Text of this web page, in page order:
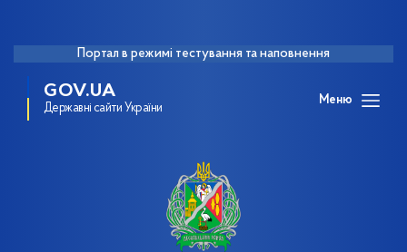
Портал в режимі тестування та наповнення
GOV.UA
Державні сайти України
Меню